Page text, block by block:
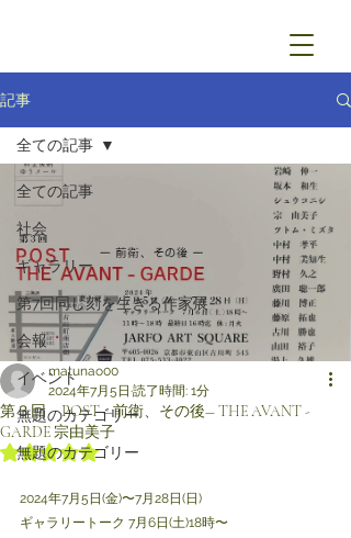
記事
全ての記事
社会
ギャラリー
第7回同じ刻を生きる作家展
会報
イベント
無題のカテゴリー
無題のカテゴリー
全ての記事
第３回 POST ―前衛、その後― THE AVANT -
GARDE 宗由美子
matunao00
2024年7月5日 読了時間: 1分
5つ星のうちNaNと評価されています。
2024年7月5日(金)〜7月28日(日)
ギャラリートーク 7月6日(土)18時〜